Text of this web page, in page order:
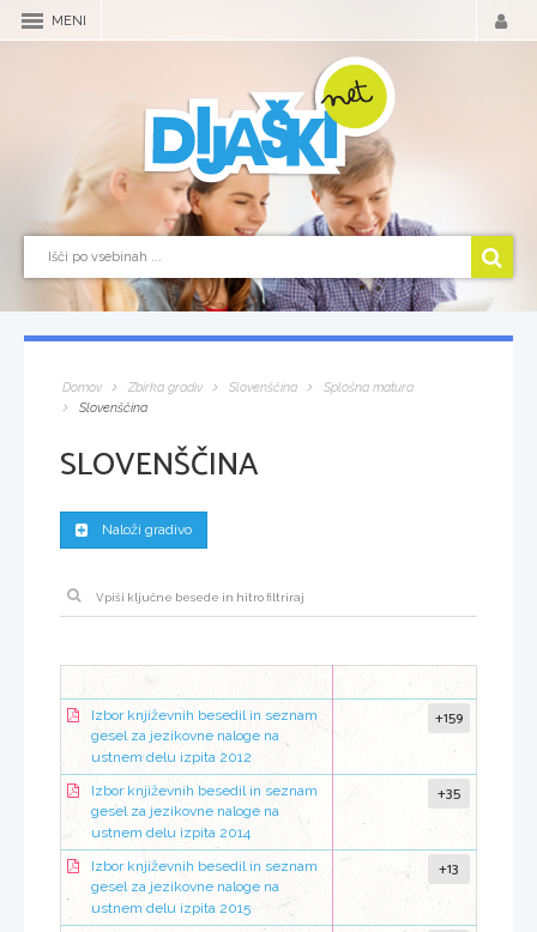
MENI
Domov Zbirka gradiv Slovenščina
Splošna matura
Slovenščina
SLOVENŠČINA
Naloži gradivo
Izbor književnih besedil in seznam
gesel za jezikovne naloge na
ustnem delu izpita 2012
+159
Izbor književnih besedil in seznam
gesel za jezikovne naloge na
ustnem delu izpita 2014
+35
Izbor književnih besedil in seznam
gesel za jezikovne naloge na
ustnem delu izpita 2015
+13